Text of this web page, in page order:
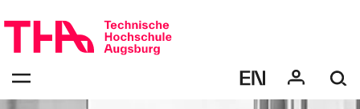
überspringen
zur
Navigation
"Gestaltung"
bestätigen
Öffnen